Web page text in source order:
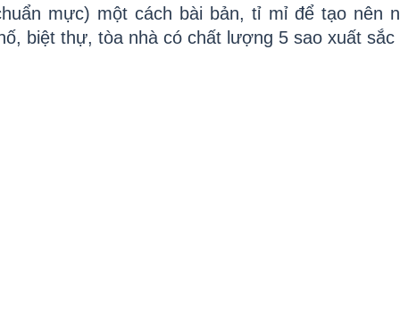
mực) một cách bài bản, tỉ mỉ để tạo nên
biệt thự, tòa nhà có chất lượng 5 sao xuất